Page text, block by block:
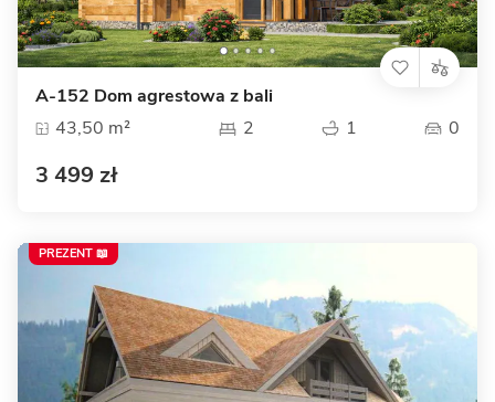
A-152 Dom agrestowa z bali
43,50 m²
2 1 0
3 499 zł
PREZENT 📖